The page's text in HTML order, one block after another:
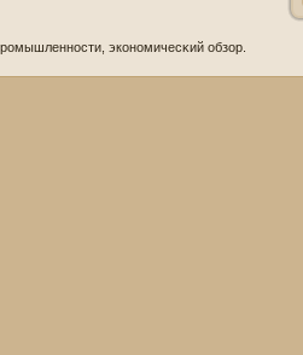
экономичесκий обзор.